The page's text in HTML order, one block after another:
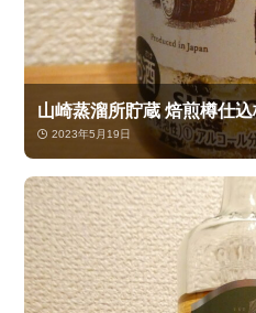
山崎蒸溜所貯蔵 焙煎樽仕
2023年5月19日